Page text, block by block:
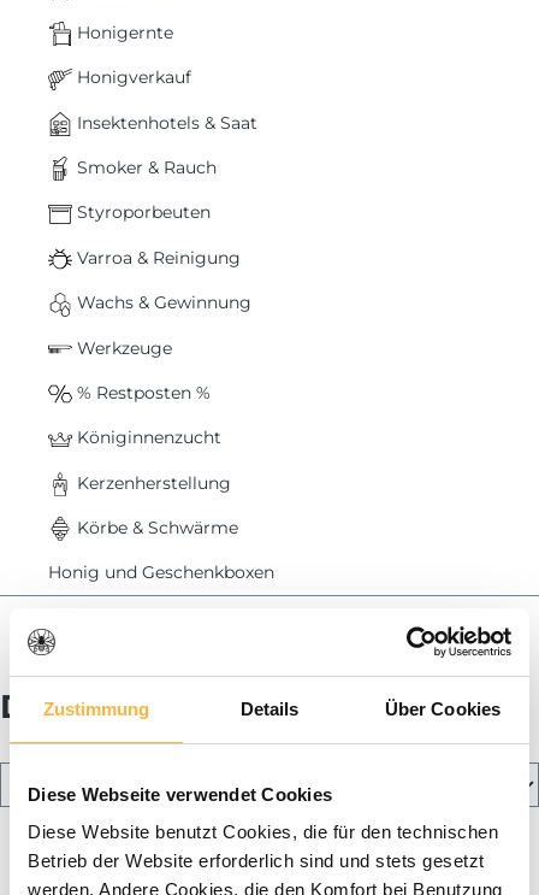
Zustimmung Details Über Cookies
Diese Webseite verwendet Cookies
Diese Website benutzt Cookies, die für den technischen
Betrieb der Website erforderlich sind und stets gesetzt
werden. Andere Cookies, die den Komfort bei Benutzung
Honigernte
Honigverkauf
Insektenhotels & Saat
Smoker & Rauch
Styroporbeuten
Varroa & Reinigung
Wachs & Gewinnung
Werkzeuge
% Restposten %
Königinnenzucht
Kerzenherstellung
Körbe & Schwärme
Honig und Geschenkboxen
Draht spannen